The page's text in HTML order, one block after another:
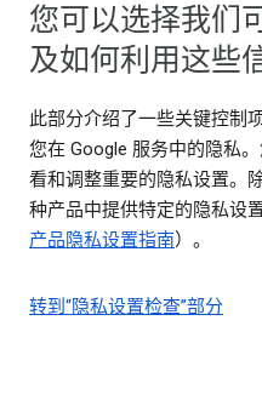
您可以选择我们
及如何利用这些
此部分介绍了一些关键控制
您在 Google 服务中的隐私
看和调整重要的隐私设置。
种产品中提供特定的隐私设
产品隐私设置指南）。
转到“隐私设置检查”部分